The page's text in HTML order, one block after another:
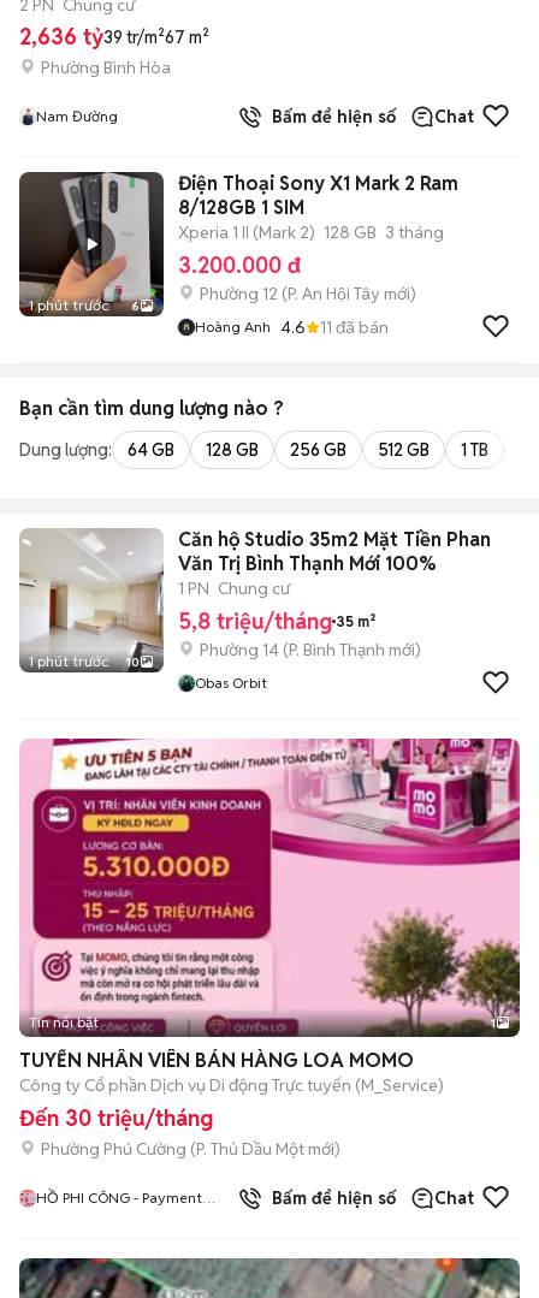
2 PN Chung cư
2,636 tỷ39 tr/m²67 m²
Phường Bình Hòa
Nam Đường Bấm để hiện số Chat
1 phút trước 6
Điện Thoại Sony X1 Mark 2 Ram
8/128GB 1 SIM
Xperia 1 II (Mark 2) 128 GB 3 tháng
3.200.000 đ
Phường 12 (P. An Hội Tây mới)
Hoàng Anh 4.6 11 đã bán
Bạn cần tìm dung lượng nào ?
Dung lượng: 64 GB 128 GB 256 GB 512 GB 1 TB
1 phút trước 10
Căn hộ Studio 35m2 Mặt Tiền Phan
Văn Trị Bình Thạnh Mới 100%
1 PN Chung cư
5,8 triệu/tháng 35 m²
Phường 14 (P. Bình Thạnh mới)
Obas Orbit
Tin nổi bật 1
TUYỂN NHÂN VIÊN BÁN HÀNG LOA MOMO
⁠Công ty Cổ phần Dịch vụ Di động Trực tuyến (M_Service)
Đến 30 triệu/tháng
Phường Phú Cường (P. Thủ Dầu Một mới)
HỒ PHI CÔNG - Payment
Bấm để hiện số Chat